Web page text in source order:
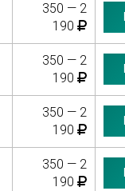
350 — 2
190
350 — 2
190
350 — 2
190
350 — 2
190